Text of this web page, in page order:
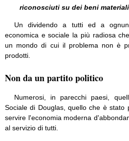
riconosciuti su dei beni
Un dividendo a tutti ed a
economica e sociale la più radiosa
un mondo di cui il problema non è
prodotti.
Non da un partito politico
Numerosi, in parecchi paesi,
Sociale di Douglas, quello che è stato
servire l'economia moderna
al servizio di tutti.